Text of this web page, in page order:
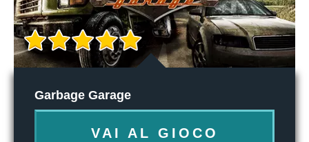
Garbage Garage
VAI AL GIOCO